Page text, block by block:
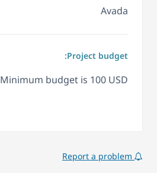
Avada
Project budget:
Minimum budget is 100 USD
Report a problem